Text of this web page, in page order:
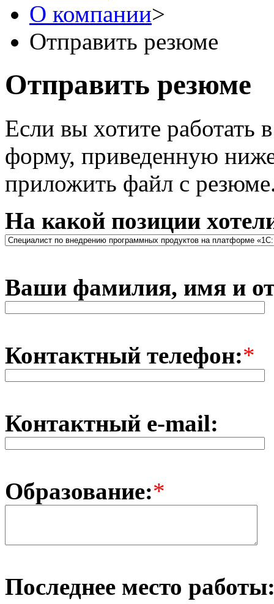
О компании>
Отправить резюме
Отправить резюме
Если вы хотите работать
форму, приведенную
приложить файл с
На какой позиции
Ваши фамилия, имя и
Контактный телефон:*
Контактный e-mail:
Образование:*
Последнее место